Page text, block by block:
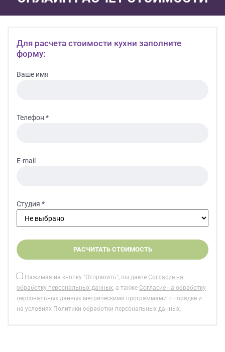
Для расчета стоимости кухни заполните
форму:
Ваше имя
Телефон *
E-mail
Студия *
Нажимая на кнопку "Отправить", вы даете Согласие на
обработку персональных данных, а также Согласие на обработку
персональных данных метрическими программами в порядке и
на условиях Политики обработки персональных данных.